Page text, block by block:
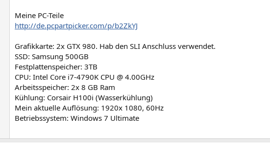
Meine PC-Teile
http://de.pcpartpicker.com/p/b2ZkYJ
Grafikkarte: 2x GTX 980. Hab den SLI Anschluss verwendet.
SSD: Samsung 500GB
Festplattenspeicher: 3TB
CPU: Intel Core i7-4790K CPU @ 4.00GHz
Arbeitsspeicher: 2x 8 GB Ram
Kühlung: Corsair H100i (Wasserkühlung)
Mein aktuelle Auflösung: 1920x 1080, 60Hz
Betriebssystem: Windows 7 Ultimate